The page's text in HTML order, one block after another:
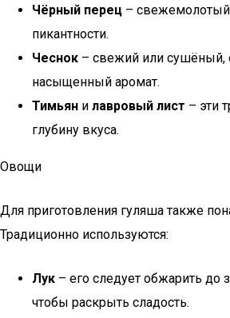
Чёрный перец –
пикантности.
Чеснок – свежий или сушёный,
насыщенный аромат.
Тимьян и лавровый лист – эти
глубину вкуса.
Овощи
Для приготовления гуляша также
Традиционно используются:
Лук – его следует обжарить до
чтобы раскрыть сладость.